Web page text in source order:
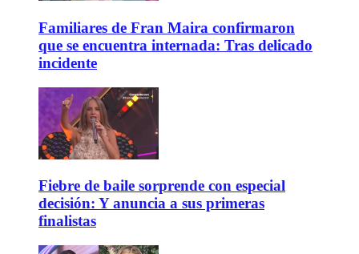
Familiares de Fran Maira confirmaron
que se encuentra internada: Tras delicado
incidente
Fiebre de baile sorprende con especial
decisión: Y anuncia a sus primeras
finalistas